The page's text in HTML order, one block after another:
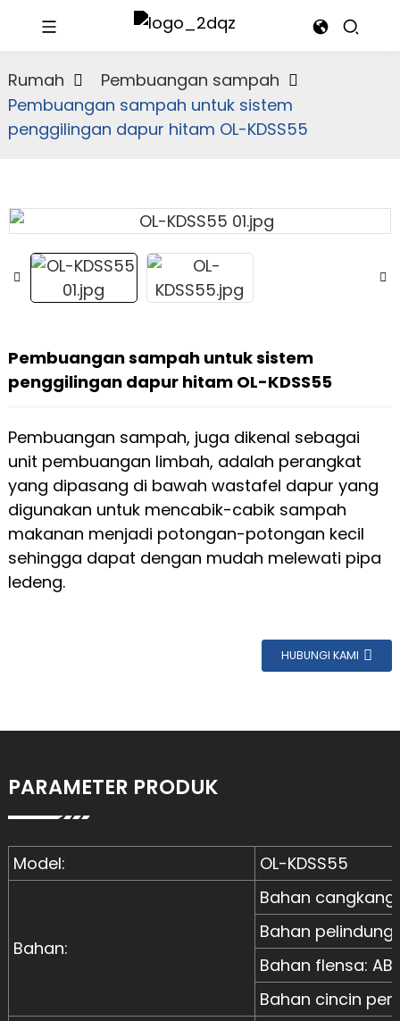
Rumah
Pembuangan sampah
Pembuangan sampah untuk sistem
penggilingan dapur hitam OL-KDSS55
Pembuangan sampah untuk sistem
penggilingan dapur hitam OL-KDSS55
Pembuangan sampah, juga dikenal sebagai
unit pembuangan limbah, adalah perangkat
yang dipasang di bawah wastafel dapur yang
digunakan untuk mencabik-cabik sampah
makanan menjadi potongan-potongan kecil
sehingga dapat dengan mudah melewati pipa
ledeng.
HUBUNGI KAMI
PARAMETER PRODUK
Model: OL-KDSS55
Bahan:
Bahan cangkang:
Bahan pelindung
Bahan flensa:
Bahan cincin